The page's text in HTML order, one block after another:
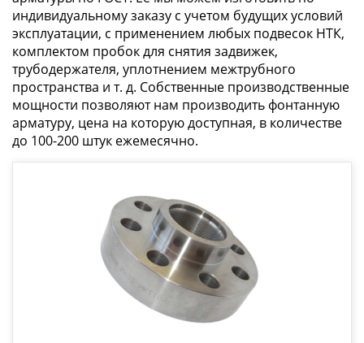
индивидуальному заказу с учетом будущих условий
эксплуатации, с применением любых подвесок НТК,
комплектом пробок для снятия задвижек,
трубодержателя, уплотнением межтрубного
пространства и т. д. Собственные производственные
мощности позволяют нам производить фонтанную
арматуру, цена на которую доступная, в количестве
до 100-200 штук ежемесячно.